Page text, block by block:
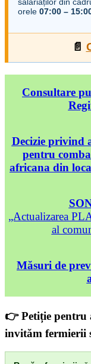
orele 07:00 –
📄
Consultare
Decizie privind
pentru
africana din
„Actualizarea
al
Măsuri de
👉 Petiție pentru
invităm fermierii